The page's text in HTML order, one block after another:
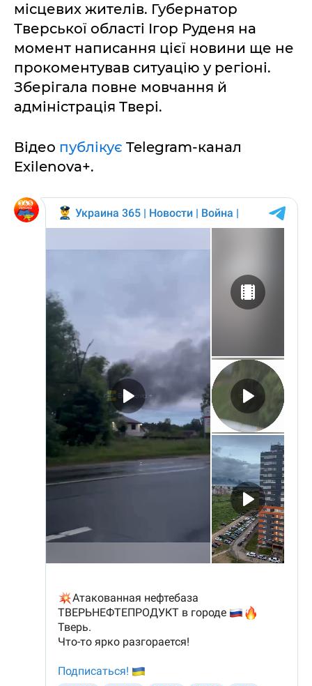
місцевих жителів. Губернатор
Тверської області Ігор Руденя на
момент написання цієї новини ще не
прокоментував ситуацію у регіоні.
Зберігала повне мовчання й
адміністрація Твері.
Відео публікує Telegram-канал
Exilenova+.